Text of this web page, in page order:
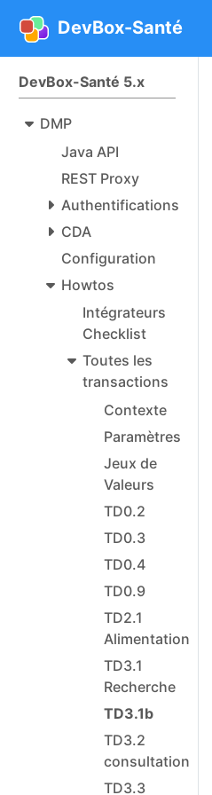
DevBox-Santé
DevBox-Santé 5.x
DMP
Java API
REST Proxy
Authentifications
CDA
Configuration
Howtos
Intégrateurs
Checklist
Toutes les
transactions
Contexte
Paramètres
Jeux de
Valeurs
TD0.2
TD0.3
TD0.4
TD0.9
TD2.1
Alimentation
TD3.1
Recherche
TD3.1b
TD3.2
consultation
TD3.3